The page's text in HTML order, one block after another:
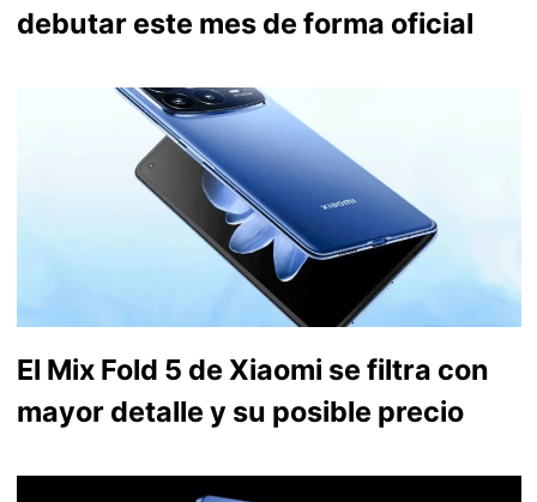
debutar este mes de forma oficial
El Mix Fold 5 de Xiaomi se filtra con
mayor detalle y su posible precio